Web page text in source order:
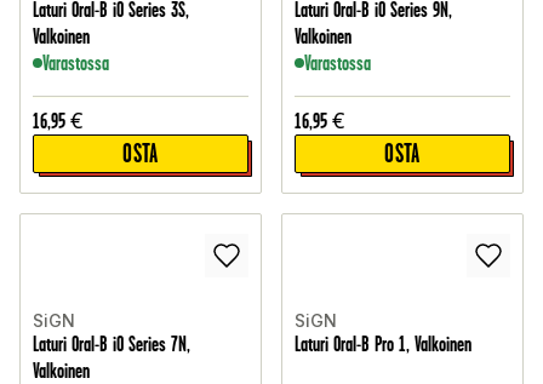
Laturi Oral-B iO Series 3S,
Valkoinen
Varastossa
16,95 €
OSTA
Laturi Oral-B iO Series 9N,
Valkoinen
Varastossa
16,95 €
OSTA
SiGN
Laturi Oral-B iO Series 7N,
Valkoinen
SiGN
Laturi Oral-B Pro 1, Valkoinen